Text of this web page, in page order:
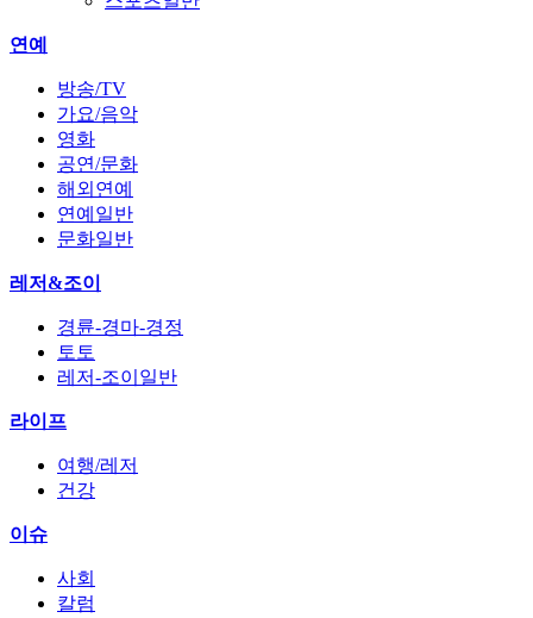
연예
방송/TV
가요/음악
영화
공연/문화
해외연예
연예일반
문화일반
레저&조이
경륜-경마-경정
토토
레저-조이일반
라이프
여행/레저
건강
이슈
사회
칼럼